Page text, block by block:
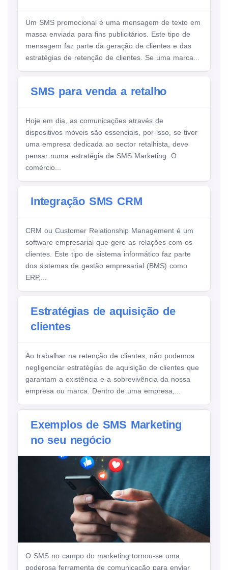
Um SMS promocional é uma mensagem de texto em
massa enviada para fins publicitários. Este tipo de
mensagem faz parte da geração de clientes e das
estratégias de retenção de clientes. Se uma marca...
SMS para venda a retalho
Hoje em dia, as comunicações através de
dispositivos móveis são essenciais, por isso, se tiver
uma empresa dedicada ao sector retalhista, deve
pensar numa estratégia de SMS Marketing. O
comércio...
Integração SMS CRM
CRM ou Customer Relationship Management é um
software empresarial que gere as relações com os
clientes. Este tipo de sistema informático faz parte
dos sistemas de gestão empresarial (BMS) como
ERP,...
Estratégias de aquisição de
clientes
Ao trabalhar na retenção de clientes, não podemos
negligenciar estratégias de aquisição de clientes que
garantam a existência e a sobrevivência da nossa
empresa ou marca. Dentro de uma empresa,...
Exemplos de SMS Marketing
no seu negócio
O SMS no campo do marketing tornou-se uma
poderosa ferramenta de comunicação para enviar